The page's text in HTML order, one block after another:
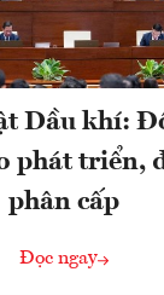
Dầu khí:
phát triển,
phân cấp
Đọc ngay